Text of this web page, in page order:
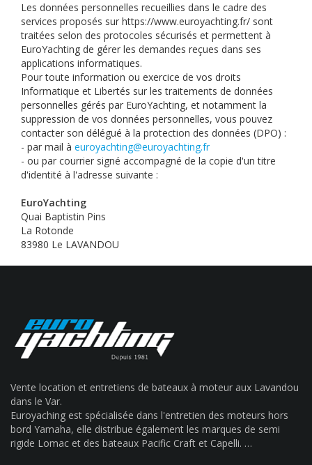
Les données personnelles recueillies dans le cadre des
services proposés sur https://www.euroyachting.fr/ sont
traitées selon des protocoles sécurisés et permettent à
EuroYachting de gérer les demandes reçues dans ses
applications informatiques.
Pour toute information ou exercice de vos droits
Informatique et Libertés sur les traitements de données
personnelles gérés par EuroYachting, et notamment la
suppression de vos données personnelles, vous pouvez
contacter son délégué à la protection des données (DPO) :
- par mail à euroyachting@euroyachting.fr
- ou par courrier signé accompagné de la copie d'un titre
d'identité à l'adresse suivante :
EuroYachting
Quai Baptistin Pins
La Rotonde
83980 Le LAVANDOU
Vente location et entretiens de bateaux à moteur aux Lavandou
dans le Var.
Euroyaching est spécialisée dans l'entretien des moteurs hors
bord Yamaha, elle distribue également les marques de semi
rigide Lomac et des bateaux Pacific Craft et Capelli. …